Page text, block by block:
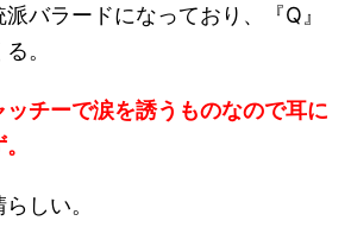
バラードになっており、『Q』
。
チーで涙を誘うものなので耳に
しい。